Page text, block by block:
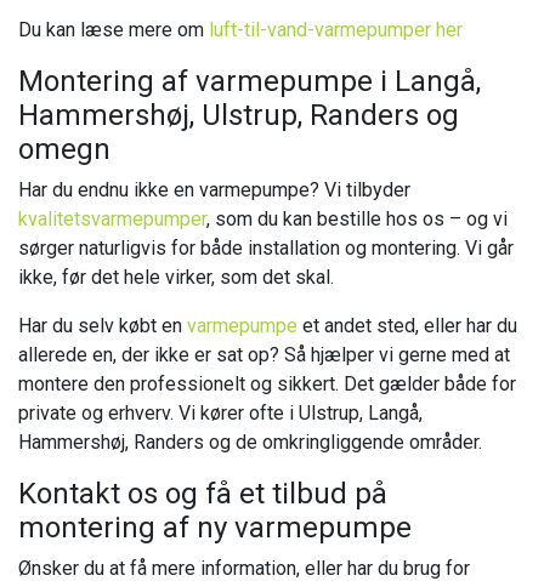
Du kan læse mere om luft-til-vand-varmepumper her
Montering af varmepumpe i Langå,
Hammershøj, Ulstrup, Randers og
omegn
Har du endnu ikke en varmepumpe? Vi tilbyder
kvalitetsvarmepumper, som du kan bestille hos os – og vi
sørger naturligvis for både installation og montering. Vi går
ikke, før det hele virker, som det skal.
Har du selv købt en varmepumpe et andet sted, eller har du
allerede en, der ikke er sat op? Så hjælper vi gerne med at
montere den professionelt og sikkert. Det gælder både for
private og erhverv. Vi kører ofte i Ulstrup, Langå,
Hammershøj, Randers og de omkringliggende områder.
Kontakt os og få et tilbud på
montering af ny varmepumpe
Ønsker du at få mere information, eller har du brug for